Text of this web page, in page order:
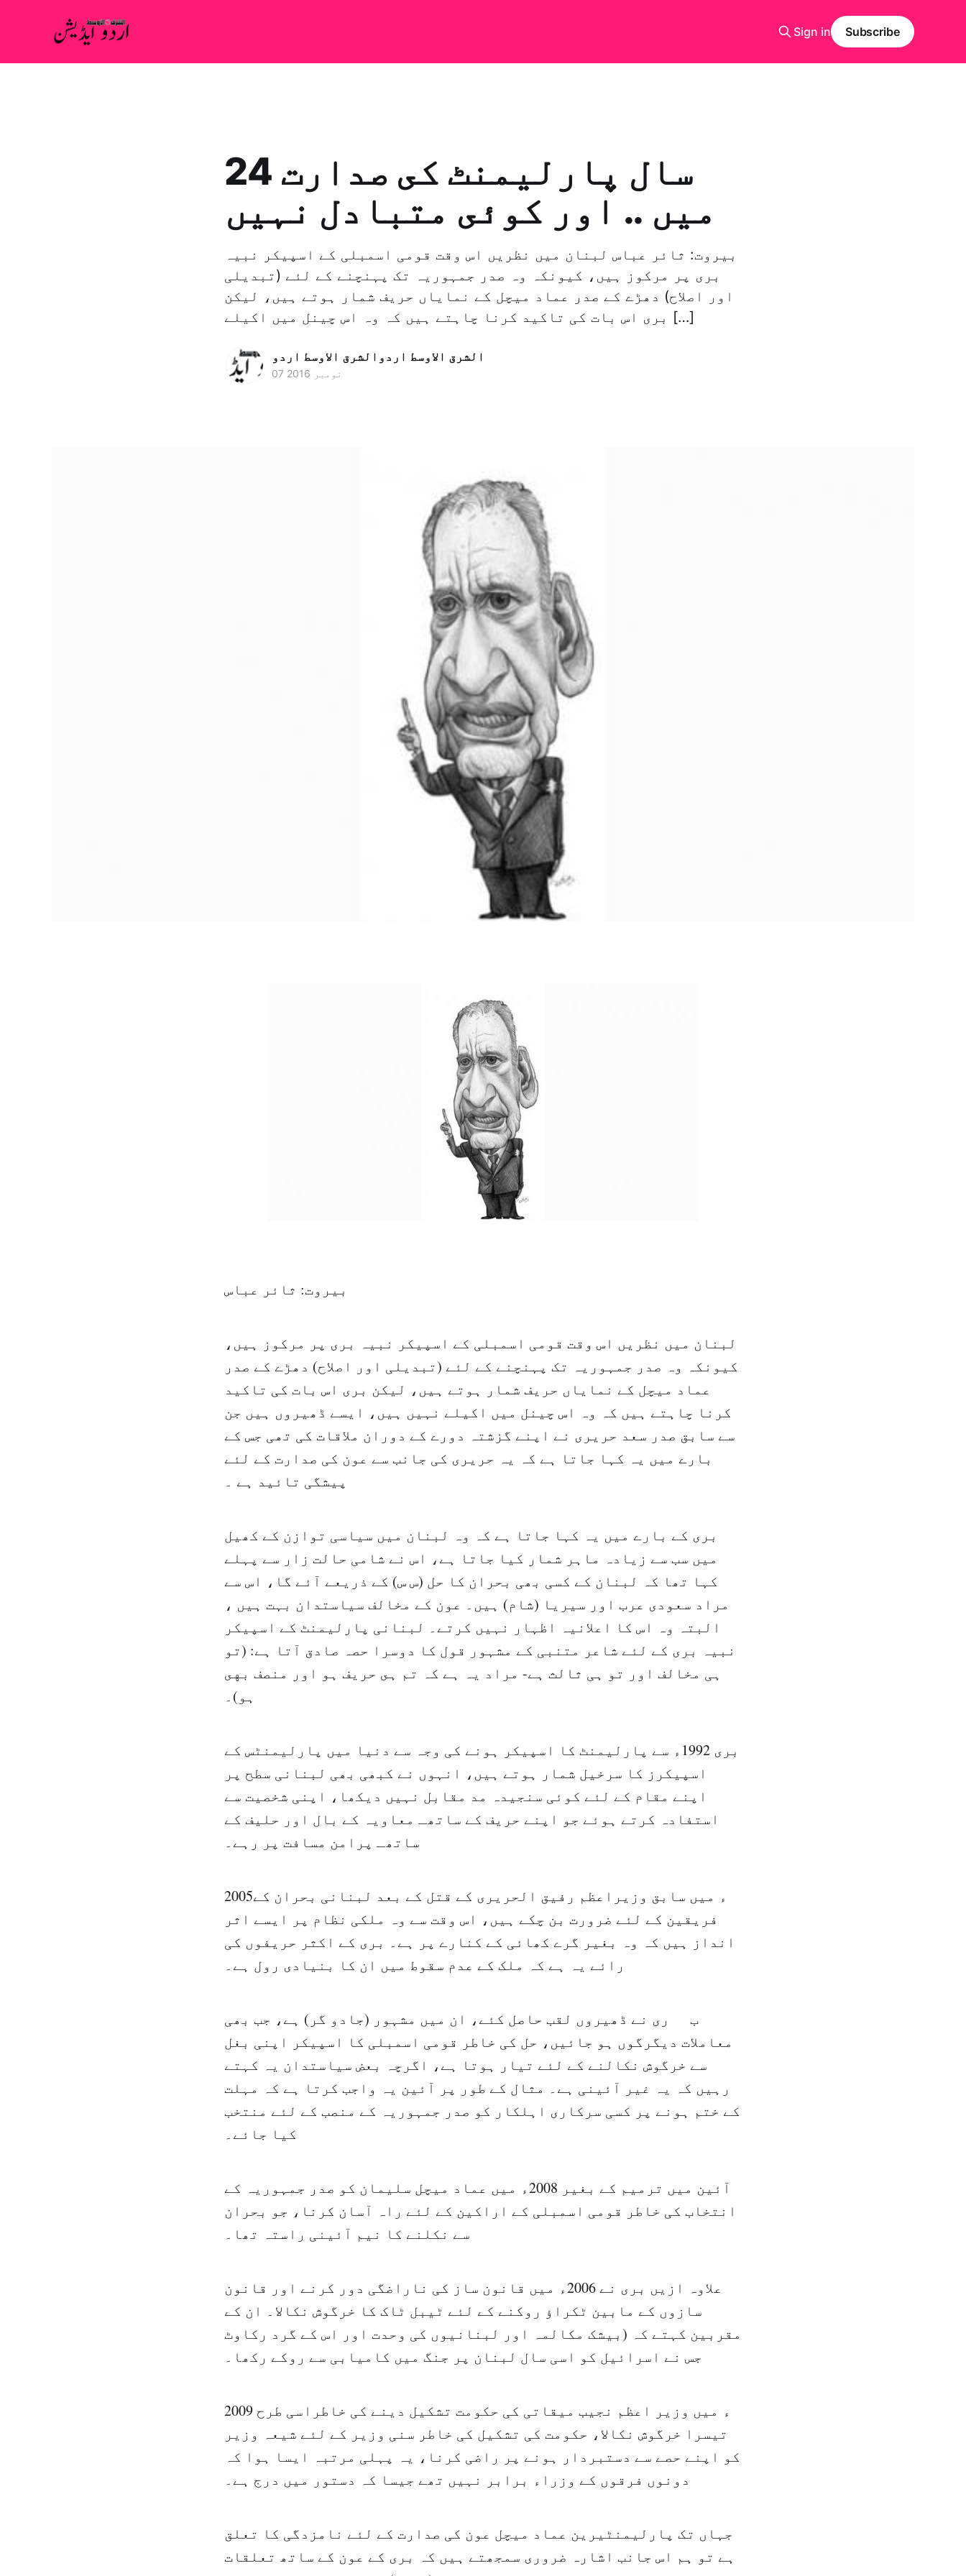
Sign in Subscribe
24 سال پارليمنٹ كى صدارت
ميں .. اور كوئى متبادل نہيں
بیروت: ثائر عباس لبنان میں نظریں اس وقت قومی اسمبلی کے اسپیکر نبیہ
بری پر مرکوز ہیں، کیونکہ وہ صدر جمہوریہ تک پہنچنے کے لئے (تبدیلی
اور اصلاح) دھڑے کے صدر عماد میچل کے نمایاں حریف شمار ہوتے ہیں، لیکن
بری اس بات کی تاکید کرنا چاہتے ہیں کہ وہ اس چینل میں اکیلے […]
الشرق الاوسط اردوالشرق الاوسط اردو
07 نومبر 2016
بیروت: ثائر عباس
لبنان میں نظریں اس وقت قومی اسمبلی کے اسپیکر نبیہ بری پر مرکوز ہیں،
کیونکہ وہ صدر جمہوریہ تک پہنچنے کے لئے (تبدیلی اور اصلاح) دھڑے کے صدر
عماد میچل کے نمایاں حریف شمار ہوتے ہیں، لیکن بری اس بات کی تاکید
کرنا چاہتے ہیں کہ وہ اس چینل میں اکیلے نہیں ہیں، ایسے ڈھیروں ہیں جن
سے سابق صدر سعد حریری نے اپنے گزشتہ دورے کے دوران ملاقات کی تھی جس کے
بارے میں یہ کہا جاتا ہے کہ یہ حریری کی جانب سے عون کی صدارت کے لئے
پیشگی تائید ہے ۔
بری کے بارے میں یہ کہا جاتا ہے کہ وہ لبنان میں سیاسی توازن کے کھیل
میں سب سے زیادہ ماہر شمار کیا جاتا ہے، اس نے شامی حالت زار سے پہلے
کہا تھا کہ لبنان کے کسی بھی بحران کا حل (س س) کے ذریعے آئے گا، اس سے
مراد سعودی عرب اور سیریا (شام) ہیں۔ عون کے مخالف سیاستدان بہت ہیں ،
البتہ وہ اس کا اعلانیہ اظہار نہیں کرتے۔ لبنانی پارلیمنٹ کے اسپیکر
نبیہ بری کے لئے شاعر متنبی کے مشہور قول کا دوسرا حصہ صادق آتا ہے: (تو
ہی مخالف اور تو ہی ثالث ہے- مراد يہ ہے كہ تم ہى حريف ہو اور منصف بهى
ہو)۔
بری 1992ء سے پارلیمنٹ کا اسپیکر ہونے کی وجہ سے دنیا میں پارلیمنٹس کے
اسپیکرز کا سرخیل شمار ہوتے ہیں، انہوں نے کبھی بھی لبنانی سطح پر
اپنے مقام کے لئے کوئی سنجیدہ مد مقابل نہیں دیکھا، اپنی شخصیت سے
استفادہ کرتے ہوئے جو اپنے حریف کے ساتھـ معاویہ کے بال اور حلیف کے
ساتھـ پرامن مسافت پر رہے۔
2005ء میں سابق وزیراعظم رفیق الحریری کے قتل کے بعد لبنانی بحران کے
فریقین کے لئے ضرورت بن چکے ہیں، اس وقت سے وہ ملکی نظام پر ایسے اثر
انداز ہیں کہ وہ بغیر گرے کھائی کے کنارے پر ہے۔ بری کے اکثر حریفوں کی
رائے یہ ہے کہ ملک کے عدم سقوط میں ان کا بنیادی رول ہے۔
ب ری نے ڈھیروں لقب حاصل کئے، ان میں مشہور (جادو گر) ہے، جب بھی
معاملات دیگرگوں ہو جائیں، حل کی خاطر قومی اسمبلی کا اسپیکر اپنی بغل
سے خرگوش نکالنے کے لئے تیار ہوتا ہے، اگرچہ بعض سیاستدان یہ کہتے
رہیں کہ یہ غیر آئینی ہے۔ مثال کے طور پر آئین یہ واجب کرتا ہے کہ مہلت
کے ختم ہونے پر کسی سرکاری اہلکار کو صدر جمہوریہ کے منصب کے لئے منتخب
کیا جائے۔
آئین میں ترمیم کے بغیر 2008ء میں عماد میچل سلیمان کو صدر جمہوریہ کے
انتخاب کی خاطر قومی اسمبلی کے اراکین کے لئے راہ آسان کرنا، جو بحران
سے نکلنے کا نیم آئینی راستہ تھا۔
علاوہ ازیں بری نے 2006ء میں قانون ساز کی ناراضگی دور کرنے اور قانون
سازوں کے مابین ٹکراؤ روکنے کے لئے ٹیبل ٹاک کا خرگوش نکالا۔ ان کے
مقربین کہتے کہ (بیشک مکالمہ اور لبنانیوں کی وحدت اور اس کے گرد رکاوٹ
جس نے اسرائیل کو اسی سال لبنان پر جنگ میں کامیابی سے روکے رکھا۔
اسی طرح 2009‎ء میں وزیر اعظم نجیب میقاتی کی حکومت تشکیل دینے کی خاطر
تیسرا خرگوش نکالا، حکومت کی تشکیل کی خاطر سنی وزیر کے لئے شیعہ وزیر
کو اپنے حصے سے دستبردار ہونے پر راضی کرنا، یہ پہلی مرتبہ ایسا ہوا کہ
دونوں فرقوں کے وزراء برابر نہیں تھے جیسا کہ دستور میں درج ہے۔
جہاں تک پارلیمنٹیرین عماد میچل عون کی صدارت کے لئے نامزدگی کا تعلق
ہے تو ہم اس جانب اشارہ ضروری سمجھتے ہیں کہ بری کے عون کے ساتھ تعلقات